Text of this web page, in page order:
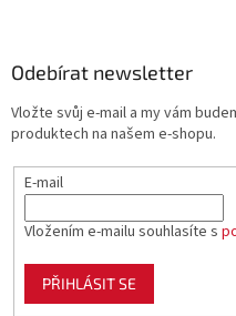
Odebírat newsletter
Vložte svůj e-mail a my vám
produktech na našem e-shopu.
E-mail
Vložením e-mailu souhlasíte s
PŘIHLÁSIT SE